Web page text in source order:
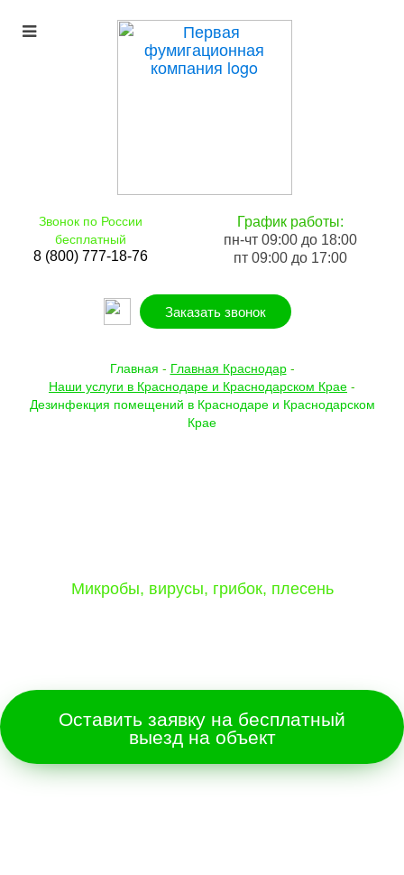
Звонок по России
бесплатный
8 (800) 777-18-76
График работы:
пн-чт 09:00 до 18:00
пт 09:00 до 17:00
Заказать звонок
Главная - Главная Краснодар-
Наши услуги в Краснодаре и Краснодарском Крае -
Дезинфекция помещений в Краснодаре и Краснодарском
Крае
Микробы, вирусы, грибок, плесень
Оставить заявку на бесплатный
выезд на объект